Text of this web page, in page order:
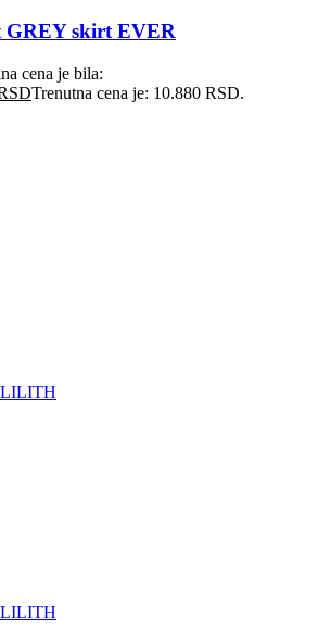
GREY skirt EVER
cena je bila:
Trenutna cena je: 10.880 RSD.